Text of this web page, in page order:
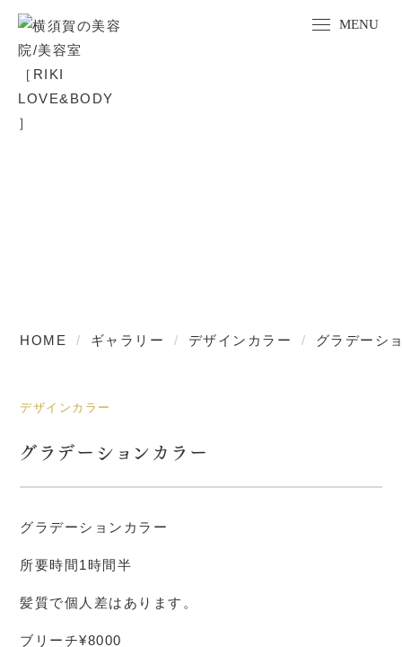
HOME ギャラリー デザインカラー グラデーシ
デザインカラー
グラデーションカラー
グラデーションカラー
所要時間1時間半
髪質で個人差はあります。
ブリーチ¥8000